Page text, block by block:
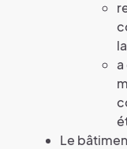
a
Le